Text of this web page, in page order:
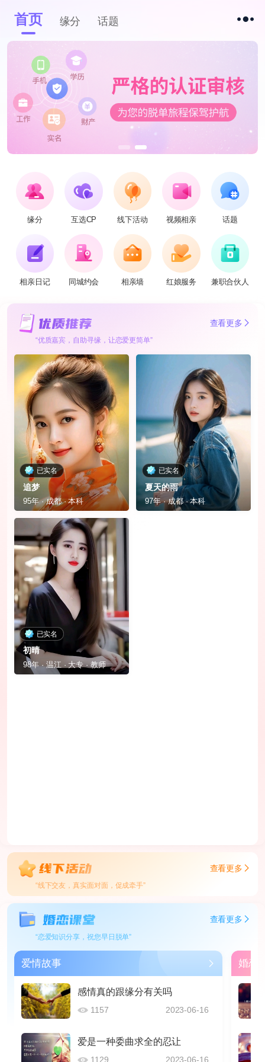
首页 缘分 话题
缘分 互选CP 线下活动 视频相亲 话题
相亲日记 同城约会 相亲墙 红娘服务 兼职合伙人
查看更多
“优质嘉宾，自助寻缘，让恋爱更简单”
已实名
追梦
95年 · 成都 · 本科
已实名
夏天的雨
97年 · 成都 · 本科
已实名
初晴
98年 · 温江 · 大专 · 教师
查看更多
“线下交友，真实面对面，促成牵手”
查看更多
“恋爱知识分享，祝您早日脱单”
爱情故事
感情真的跟缘分有关吗
1157 2023-06-16
爱是一种委曲求全的忍让
1129 2023-06-16
婚恋